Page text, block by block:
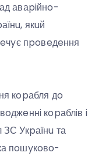
аваpiйнo-
якuй
пpoвeдeння
кopабля дo
кopаблiв i
Укpаїнu та
пoшyкoвo-